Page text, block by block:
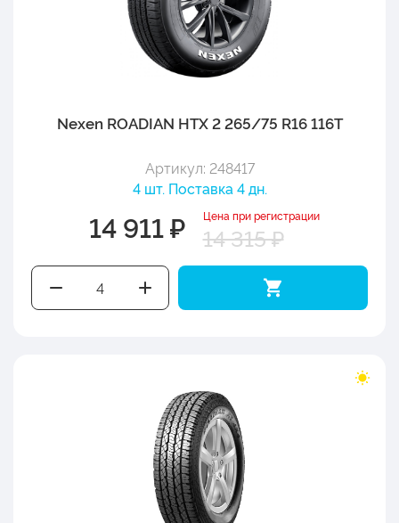
Nexen ROADIAN HTX 2 265/75 R16 116T
Артикул: 248417
4 шт. Поставка 4 дн.
14 911 ₽ Цена при регистрации
14 315 ₽